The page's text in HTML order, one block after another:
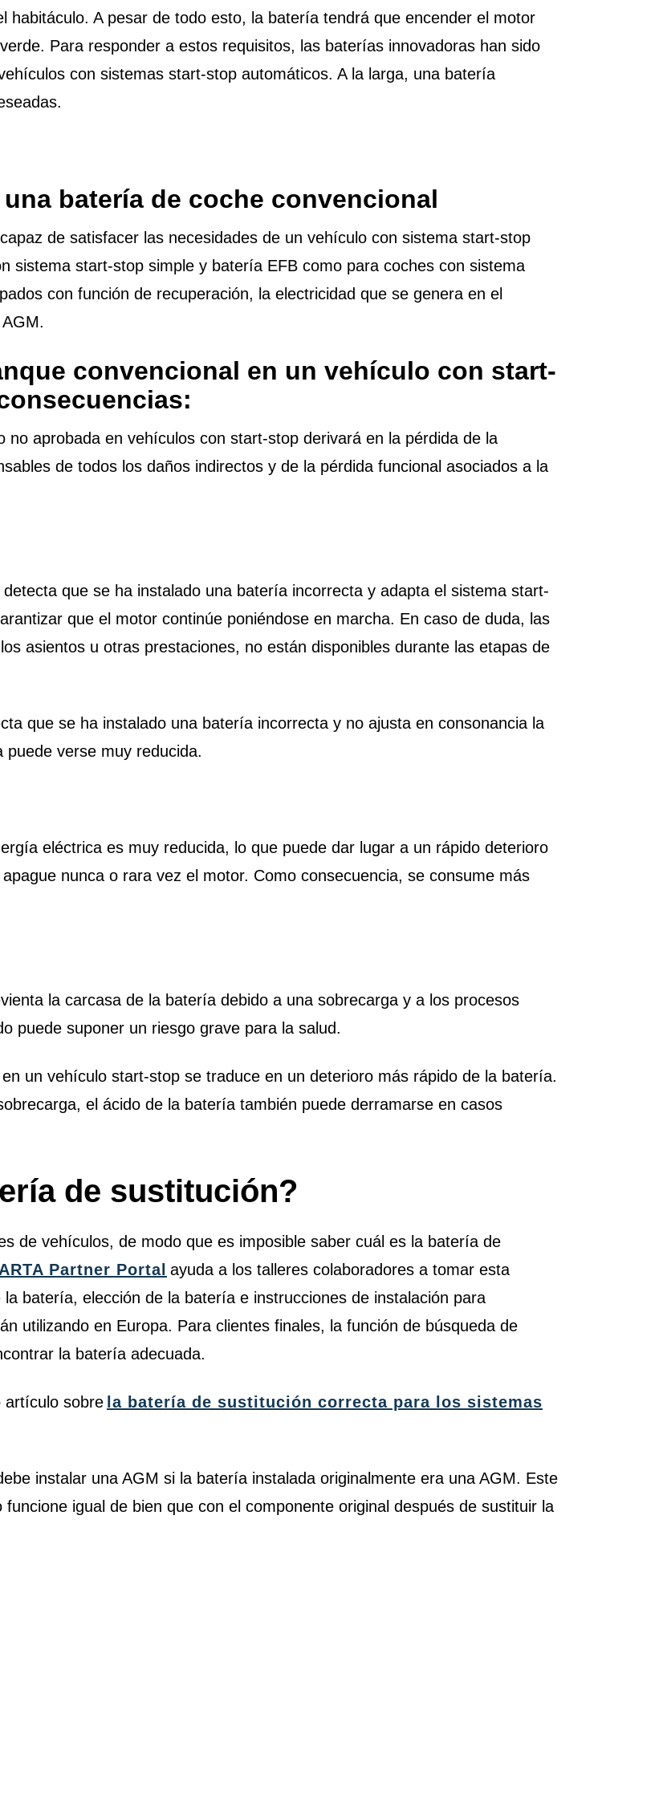
habitáculo. A pesar de todo esto, la batería tendrá que encender el motor
Para responder a estos requisitos, las baterías innovadoras han sido
con sistemas start-stop automáticos. A la larga, una batería
batería de coche convencional
de satisfacer las necesidades de un vehículo con sistema start-stop
sistema start-stop simple y batería EFB como para coches con sistema
con función de recuperación, la electricidad que se genera en el
convencional en un vehículo con start-
no aprobada en vehículos con start-stop derivará en la pérdida de la
de todos los daños indirectos y de la pérdida funcional asociados a la
que se ha instalado una batería incorrecta y adapta el sistema start-
que el motor continúe poniéndose en marcha. En caso de duda, las
asientos u otras prestaciones, no están disponibles durante las etapas de
que se ha instalado una batería incorrecta y no ajusta en consonancia la
verse muy reducida.
eléctrica es muy reducida, lo que puede dar lugar a un rápido deterioro
nunca o rara vez el motor. Como consecuencia, se consume más
la carcasa de la batería debido a una sobrecarga y a los procesos
puede suponer un riesgo grave para la salud.
un vehículo start-stop se traduce en un deterioro más rápido de la batería.
el ácido de la batería también puede derramarse en casos
de sustitución?
de vehículos, de modo que es imposible saber cuál es la batería de
Partner Portal ayuda a los talleres colaboradores a tomar esta
batería, elección de la batería e instrucciones de instalación para
utilizando en Europa. Para clientes finales, la función de búsqueda de
la batería adecuada.
artículo sobre la batería de sustitución correcta para los sistemas
instalar una AGM si la batería instalada originalmente era una AGM. Este
igual de bien que con el componente original después de sustituir la